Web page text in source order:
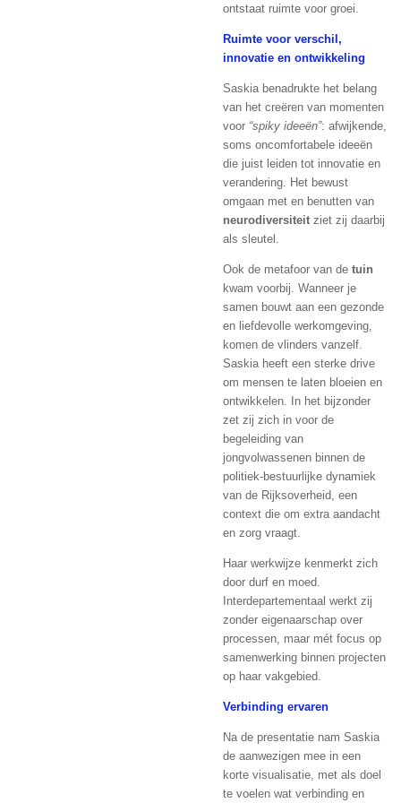
ontstaat ruimte voor groei.
Ruimte voor verschil,
innovatie en ontwikkeling
Saskia benadrukte het belang
van het creëren van momenten
voor “spiky ideeën”: afwijkende,
soms oncomfortabele ideeën
die juist leiden tot innovatie en
verandering. Het bewust
omgaan met en benutten van
neurodiversiteit ziet zij daarbij
als sleutel.
Ook de metafoor van de tuin
kwam voorbij. Wanneer je
samen bouwt aan een gezonde
en liefdevolle werkomgeving,
komen de vlinders vanzelf.
Saskia heeft een sterke drive
om mensen te laten bloeien en
ontwikkelen. In het bijzonder
zet zij zich in voor de
begeleiding van
jongvolwassenen binnen de
politiek-bestuurlijke dynamiek
van de Rijksoverheid, een
context die om extra aandacht
en zorg vraagt.
Haar werkwijze kenmerkt zich
door durf en moed.
Interdepartementaal werkt zij
zonder eigenaarschap over
processen, maar mét focus op
samenwerking binnen projecten
op haar vakgebied.
Verbinding ervaren
Na de presentatie nam Saskia
de aanwezigen mee in een
korte visualisatie, met als doel
te voelen wat verbinding en